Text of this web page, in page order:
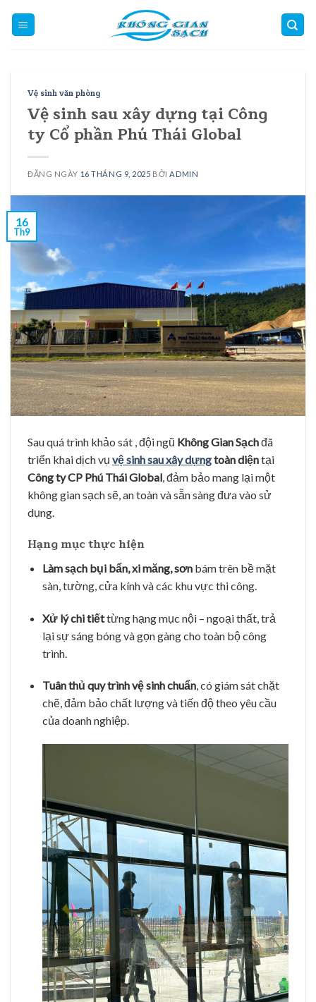
Vệ sinh văn phòng
Vệ sinh sau xây dựng tại Công
ty Cổ phần Phú Thái Global
ĐĂNG NGÀY 16 THÁNG 9, 2025 BỞI ADMIN
16
Th9
Sau quá trình khảo sát , đội ngũ Không Gian Sạchđã
triển khai dịch vụ vệ sinh sau xây dựngtoàn diệntại
Công ty CP Phú Thái Global, đảm bảo mang lại một
không gian sạch sẽ, an toàn và sẵn sàng đưa vào sử
dụng.
Hạng mục thực hiện
Làm sạch bụi bẩn, xi măng, sơnbám trên bề mặt
sàn, tường, cửa kính và các khu vực thi công.
Xử lý chi tiếttừng hạng mục nội – ngoại thất, trả
lại sự sáng bóng và gọn gàng cho toàn bộ công
trình.
Tuân thủ quy trình vệ sinh chuẩn, có giám sát chặt
chẽ, đảm bảo chất lượng và tiến độ theo yêu cầu
của doanh nghiệp.